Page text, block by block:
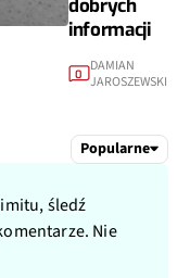
dobrych
informacji
0
DAMIAN
JAROSZEWSKI
Popularne
śledź
Nie